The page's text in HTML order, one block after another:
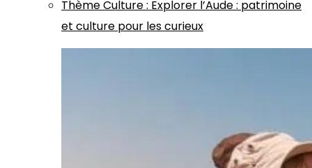
ThèmeCulture: Explorer l’Aude : patrimoine
et culture pour les curieux